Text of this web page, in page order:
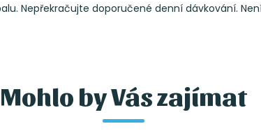
Nepřekračujte doporučené denní dávkování.
Mohlo by Vás zajímat